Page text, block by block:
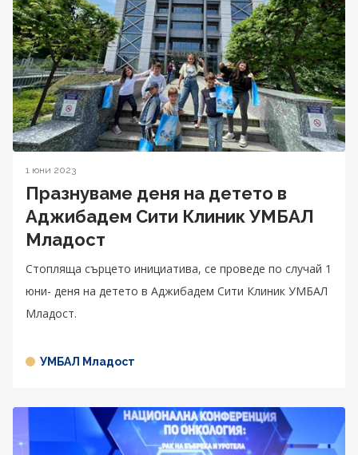
1 юни 2023
Празнуваме деня на детето в
Аджибадем Сити Клиник УМБАЛ
Младост
Стопляща сърцето инициатива, се проведе по случай 1
юни- деня на детето в Аджибадем Сити Клиник УМБАЛ
Младост.
УМБАЛ Младост